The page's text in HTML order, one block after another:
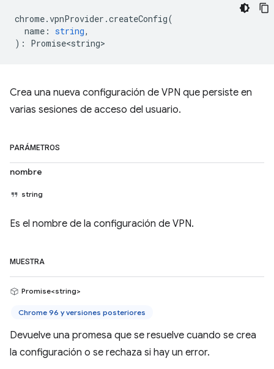
chrome.vpnProvider .createConfig(
name : string,
) : Promise<string>
Crea una nueva configuración de VPN que persiste en
varias sesiones de acceso del usuario.
PARÁMETROS
nombre
string
Es el nombre de la configuración de VPN.
MUESTRA
Promise<string>
Chrome 96 y versiones posteriores
Devuelve una promesa que se resuelve cuando se crea
la configuración o se rechaza si hay un error.